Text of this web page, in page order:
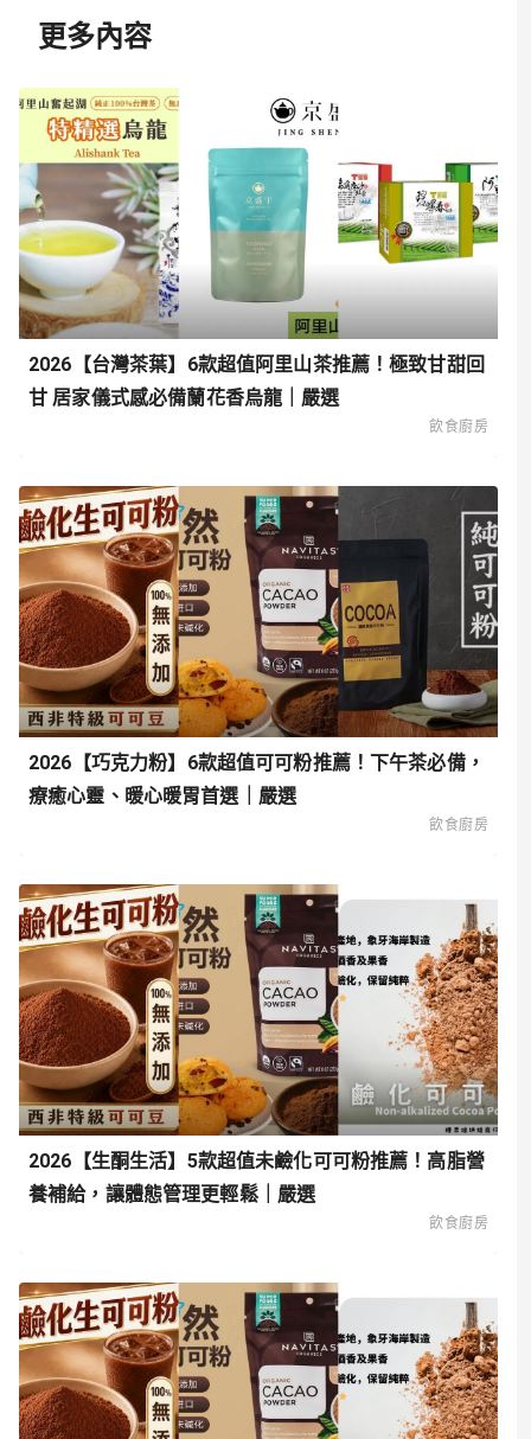
更多內容
2026【台灣茶葉】6款超值阿里山茶推薦！極致甘甜回
甘 居家儀式感必備蘭花香烏龍｜嚴選
飲食廚房
2026【巧克力粉】6款超值可可粉推薦！下午茶必備，
療癒心靈、暖心暖胃首選｜嚴選
飲食廚房
2026【生酮生活】5款超值未鹼化可可粉推薦！高脂營
養補給，讓體態管理更輕鬆｜嚴選
飲食廚房